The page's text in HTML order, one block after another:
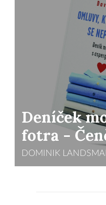
Deníček
fotra -
DOMINIK